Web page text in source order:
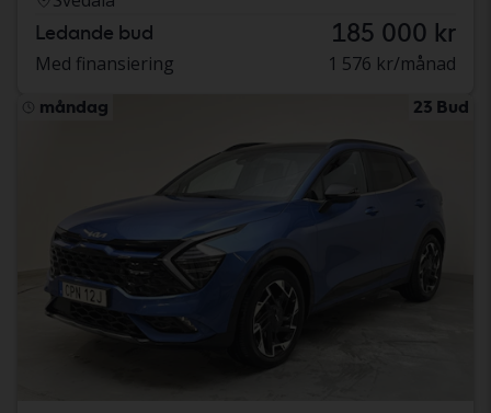
Ledande bud 185 000 kr
Med finansiering 1 576 kr/månad
måndag 23 Bud